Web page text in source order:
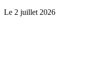
Le 2 juillet 2026